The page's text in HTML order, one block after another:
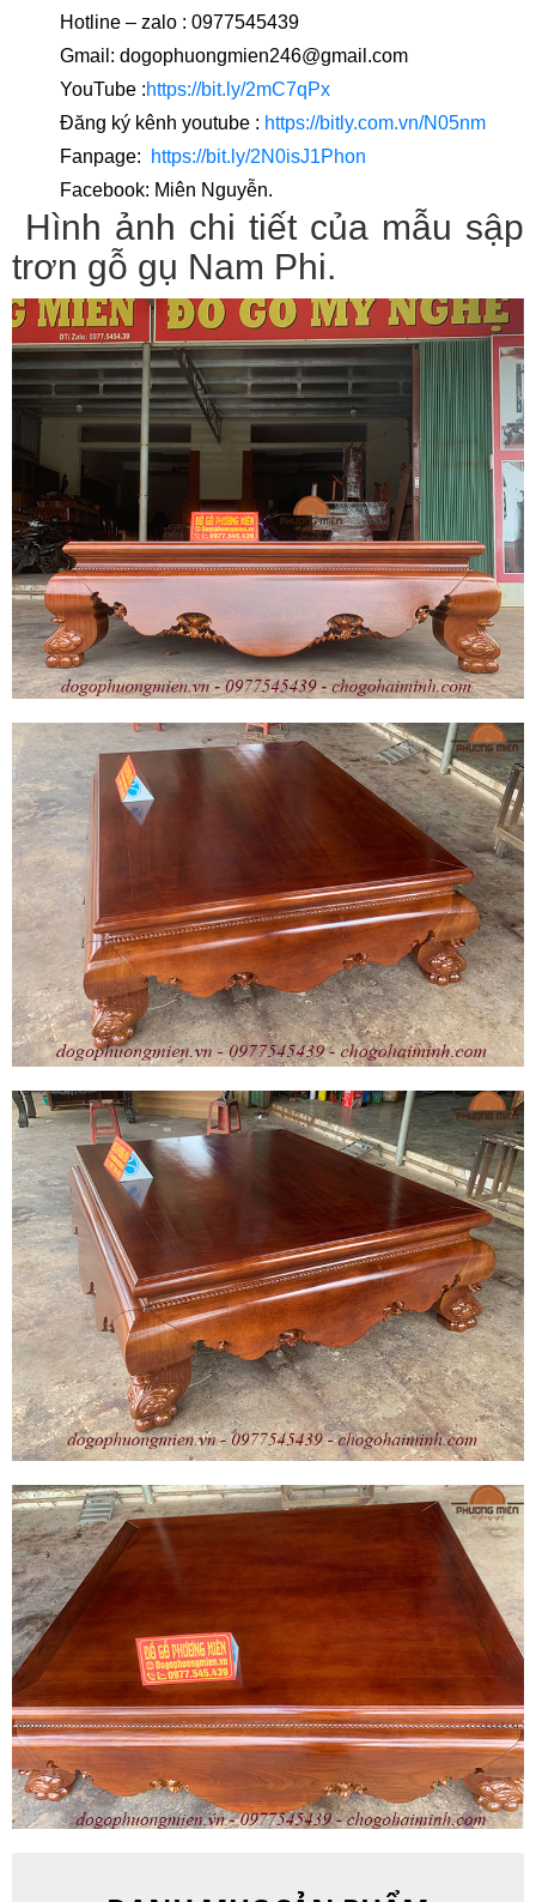
Hotline – zalo : 0977545439
Gmail: dogophuongmien246@gmail.com
YouTube :https://bit.ly/2mC7qPx
Đăng ký kênh youtube : https://bitly.com.vn/N05nm
Fanpage:
https://bit.ly/2N0isJ1Phon
Facebook: Miên Nguyễn.
Hình ảnh chi tiết của mẫu sập
trơn gỗ gụ Nam Phi.